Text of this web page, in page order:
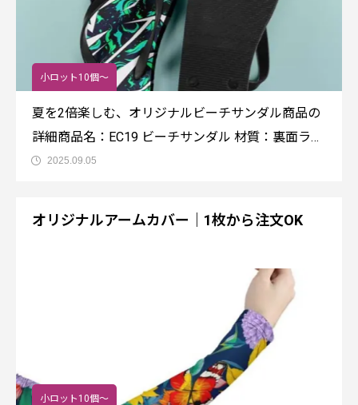
小ロット10個～
夏を2倍楽しむ、オリジナルビーチサンダル商品の
詳細商品名：EC19 ビーチサンダル 材質：裏面ラバ
ー・PE+PVC ライナーEVA価格・納期・ご注文方
2025.09.05
オリジナルアームカバー｜1枚から注文OK
小ロット10個～